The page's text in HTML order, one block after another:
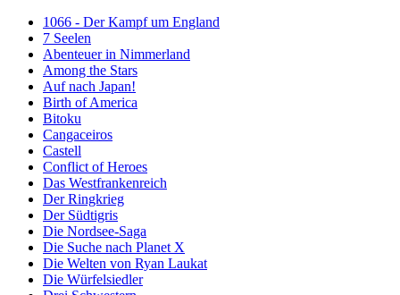
1066 - Der Kampf um England
7 Seelen
Abenteuer in Nimmerland
Among the Stars
Auf nach Japan!
Birth of America
Bitoku
Cangaceiros
Castell
Conflict of Heroes
Das Westfrankenreich
Der Ringkrieg
Der Südtigris
Die Nordsee-Saga
Die Suche nach Planet X
Die Welten von Ryan Laukat
Die Würfelsiedler